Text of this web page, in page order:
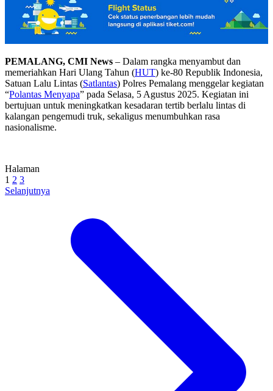
PEMALANG, CMI News – Dalam rangka menyambut dan
memeriahkan Hari Ulang Tahun (HUT) ke-80 Republik Indonesia,
Satuan Lalu Lintas (Satlantas) Polres Pemalang menggelar kegiatan
“Polantas Menyapa” pada Selasa, 5 Agustus 2025. Kegiatan ini
bertujuan untuk meningkatkan kesadaran tertib berlalu lintas di
kalangan pengemudi truk, sekaligus menumbuhkan rasa
nasionalisme.
Halaman
1 2 3
Selanjutnya